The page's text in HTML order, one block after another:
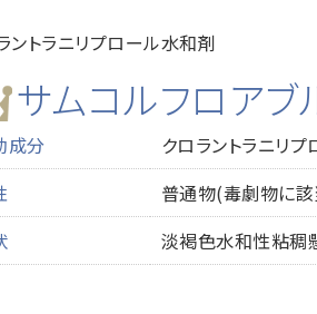
ントラニリプロール水和剤
サムコルフロアブ
成分
クロラントラニリプ
普通物(毒劇物に該
淡褐色水和性粘稠